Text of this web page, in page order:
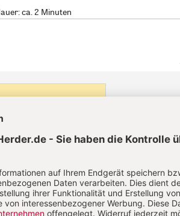
ca. 2 Minuten